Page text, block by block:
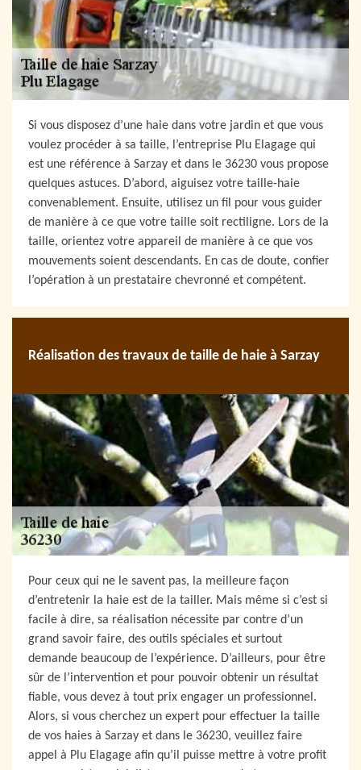
Si vous disposez d’une haie dans votre jardin et que vous
voulez procéder à sa taille, l’entreprise Plu Elagage qui
est une référence à Sarzay et dans le 36230 vous propose
quelques astuces. D’abord, aiguisez votre taille-haie
convenablement. Ensuite, utilisez un fil pour vous guider
de manière à ce que votre taille soit rectiligne. Lors de la
taille, orientez votre appareil de manière à ce que vos
mouvements soient descendants. En cas de doute, confier
l’opération à un prestataire chevronné et compétent.
Réalisation des travaux de taille de haie à Sarzay
Pour ceux qui ne le savent pas, la meilleure façon
d’entretenir la haie est de la tailler. Mais même si c’est si
facile à dire, sa réalisation nécessite par contre d’un
grand savoir faire, des outils spéciales et surtout
demande beaucoup de l’expérience. D’ailleurs, pour être
sûr de l’intervention et pour pouvoir obtenir un résultat
fiable, vous devez à tout prix engager un professionnel.
Alors, si vous cherchez un expert pour effectuer la taille
de vos haies à Sarzay et dans le 36230, veuillez faire
appel à Plu Elagage afin qu’il puisse mettre à votre profit